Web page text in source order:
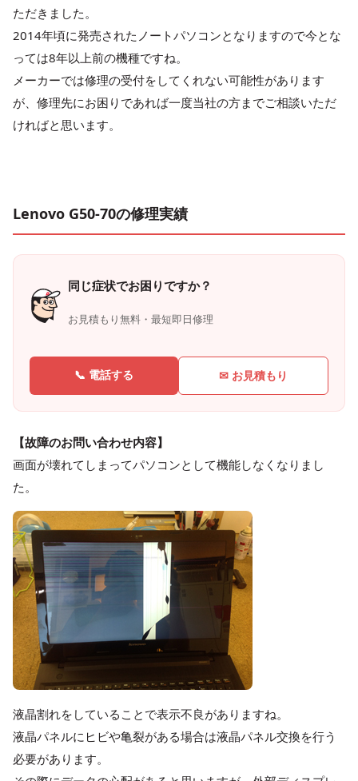
ただきました。
2014年頃に発売されたノートパソコンとなりますので今とな
っては8年以上前の機種ですね。
メーカーでは修理の受付をしてくれない可能性があります
が、修理先にお困りであれば一度当社の方までご相談いただ
ければと思います。
Lenovo G50-70の修理実績
同じ症状でお困りですか？
お見積もり無料・最短即日修理
📞 電話する ✉ お見積もり
【故障のお問い合わせ内容】
画面が壊れてしまってパソコンとして機能しなくなりまし
た。
液晶割れをしていることで表示不良がありますね。
液晶パネルにヒビや亀裂がある場合は液晶パネル交換を行う
必要があります。